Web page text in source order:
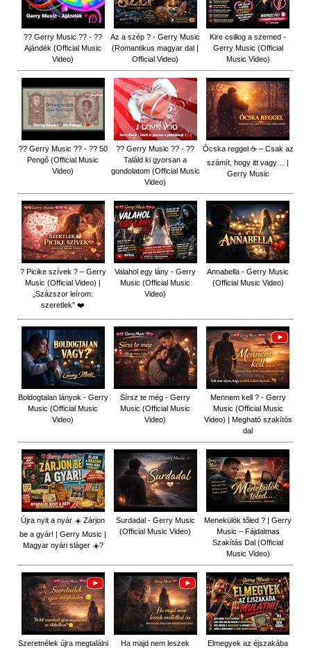
?? Gerry Music ?? - ??
Ajándék (Official Music
Video)
Az a szép ? - Gerry Music
(Romantikus magyar dal |
Official Video)
Kire csillog a szemed -
Gerry Music (Official
Music Video)
?? Gerry Music ?? - ?? 50
Pengő (Official Music
Video)
?? Gerry Music ?? - ??
Találd ki gyorsan a
gondolatom (Official Music
Video)
Ócska reggel ☕ – Csak az
számít, hogy itt vagy… |
Gerry Music
? Picike szívek ? – Gerry
Music (Official Video) |
„Százszor leírom:
szeretlek” ❤️
Valahol egy lány - Gerry
Music (Official Music
Video)
Annabella - Gerry Music
(Official Music Video)
Boldogtalan lányok - Gerry
Music (Official Music
Video)
Sírsz te még - Gerry
Music (Official Music
Video)
Mennem kell ? - Gerry
Music (Official Music
Video) | Megható szakítós
dal
Újra nyit a nyár ☀️ Zárjon
be a gyár! | Gerry Music |
Magyar nyári sláger ☀️?
Surdadal - Gerry Music
(Official Music Video)
Menekülök tőled ? | Gerry
Music – Fájdalmas
Szakítás Dal (Official
Music Video)
Szeretnélek újra megtalálni
Ha majd nem leszek
Elmegyek az éjszakába